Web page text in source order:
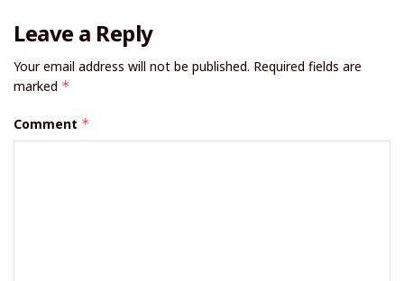
Leave a Reply
Your email address will not be published. Required fields are
marked *
Comment *